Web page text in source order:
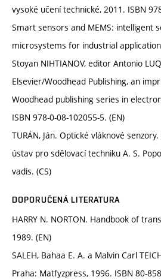
vysoké učení technické, 2011. ISBN
Smart sensors and MEMS: intelligent
microsystems for industrial
Stoyan NIHTIANOV, editor Antonio
Elsevier/Woodhead Publishing, an
Woodhead publishing series in
ISBN 978-0-08-102055-5. (EN)
TURÁN, Ján. Optické vláknové
ústav pro sdělovací techniku A. S.
vadis. (CS)
DOPORUČENÁ LITERATURA
HARRY N. NORTON. Handbook of
1989. (EN)
SALEH, Bahaa E. A. a Malvin Carl
Praha: Matfyzpress, 1996. ISBN 80-